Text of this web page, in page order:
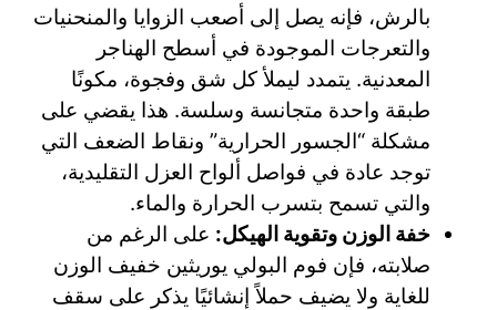
بالرش، فإنه يصل إلى أصعب الزوايا والمنحنيات
والتعرجات الموجودة في أسطح الهناجر
المعدنية. يتمدد ليملأ كل شق وفجوة، مكونًا
طبقة واحدة متجانسة وسلسة. هذا يقضي على
مشكلة “الجسور الحرارية” ونقاط الضعف التي
توجد عادة في فواصل ألواح العزل التقليدية،
والتي تسمح بتسرب الحرارة والماء.
خفة الوزن وتقوية الهيكل: على الرغم من
صلابته، فإن فوم البولي يوريثين خفيف الوزن
للغاية ولا يضيف حملاً إنشائيًا يذكر على سقف